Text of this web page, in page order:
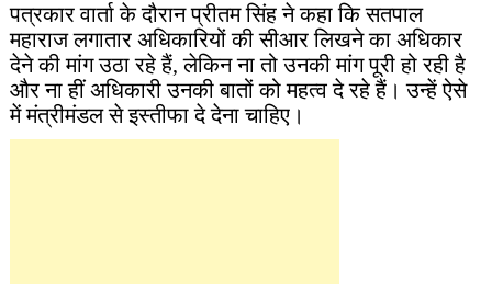
पत्रकार वार्ता के दौरान प्रीतम सिंह ने कहा कि सतपाल
महाराज लगातार अधिकारियों की सीआर लिखने का अधिकार
देने की मांग उठा रहे हैं, लेकिन ना तो उनकी मांग पूरी हो रही है
और ना हीं अधिकारी उनकी बातों को महत्व दे रहे हैं। उन्हें ऐसे
में मंत्रीमंडल से इस्तीफा दे देना चाहिए।